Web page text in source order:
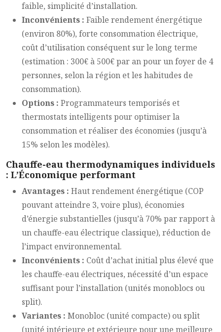
faible, simplicité d’installation.
Inconvénients : Faible rendement énergétique
(environ 80%), forte consommation électrique,
coût d’utilisation conséquent sur le long terme
(estimation : 300€ à 500€ par an pour un foyer de 4
personnes, selon la région et les habitudes de
consommation).
Options : Programmateurs temporisés et
thermostats intelligents pour optimiser la
consommation et réaliser des économies (jusqu’à
15% selon les modèles).
Chauffe-eau thermodynamiques individuels
: L’Économique performant
Avantages : Haut rendement énergétique (COP
pouvant atteindre 3, voire plus), économies
d’énergie substantielles (jusqu’à 70% par rapport à
un chauffe-eau électrique classique), réduction de
l’impact environnemental.
Inconvénients : Coût d’achat initial plus élevé que
les chauffe-eau électriques, nécessité d’un espace
suffisant pour l’installation (unités monoblocs ou
split).
Variantes : Monobloc (unité compacte) ou split
(unité intérieure et extérieure pour une meilleure